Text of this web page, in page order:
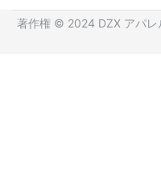
著作権 © 2024 DZX アパレ